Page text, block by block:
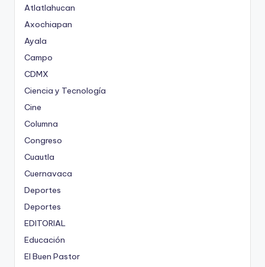
Atlatlahucan
Axochiapan
Ayala
Campo
CDMX
Ciencia y Tecnología
Cine
Columna
Congreso
Cuautla
Cuernavaca
Deportes
Deportes
EDITORIAL
Educación
El Buen Pastor